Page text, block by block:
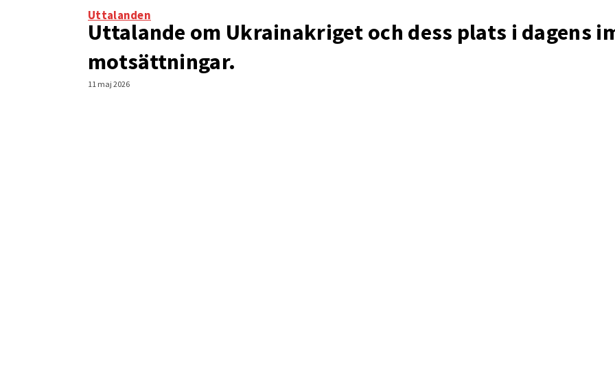
Uttalanden
Uttalande om Ukrainakriget och dess plats i dagens
motsättningar.
11 maj 2026